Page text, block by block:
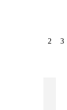
2 3